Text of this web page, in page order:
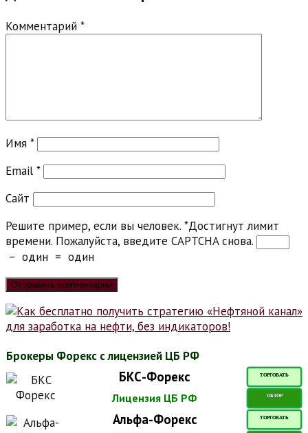
Комментарий *
Имя *
Email *
Сайт
Решите пример, если вы человек. *Достигнут лимит
времени. Пожалуйста, введите CAPTCHA снова.
− один = один
Брокеры Форекс с лицензией ЦБ РФ
БКС-Форекс ТОРГОВАТЬ
Лицензия ЦБ РФ ОБЗОР
Альфа-Форекс ТОРГОВАТЬ